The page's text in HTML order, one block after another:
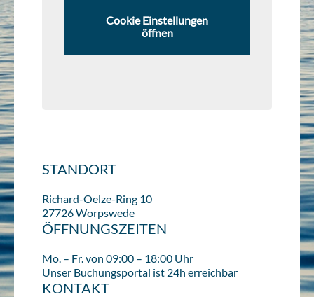
Cookie Einstellungen
öffnen
STANDORT
Richard-Oelze-Ring 10
27726 Worpswede
ÖFFNUNGSZEITEN
Mo. – Fr. von 09:00 – 18:00 Uhr
Unser Buchungsportal ist 24h erreichbar
KONTAKT